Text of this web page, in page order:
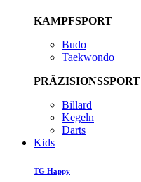
KAMPFSPORT
Budo
Taekwondo
PRÄZISIONSSPORT
Billard
Kegeln
Darts
Kids
TG Happy